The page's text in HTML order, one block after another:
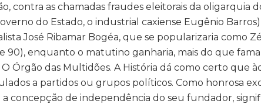
contra as chamadas fraudes eleitorais da oligarquia
do Estado, o industrial caxiense Eugênio
José Ribamar Bogéa, que se popularizaria como
90), enquanto o matutino ganharia, mais do que
Órgão das Multidões. A História dá como certo que
a partidos ou grupos políticos. Como honrosa
concepção de independência do seu fundador,